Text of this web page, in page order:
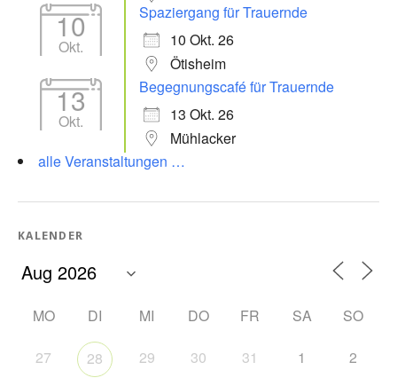
10
Okt.
Spaziergang für Trauernde
10 Okt. 26
Ötisheim
13
Okt.
Begegnungscafé für Trauernde
13 Okt. 26
Mühlacker
alle Veranstaltungen …
KALENDER
MO DI MI DO FR SA SO
27 28 29 30 31 1 2